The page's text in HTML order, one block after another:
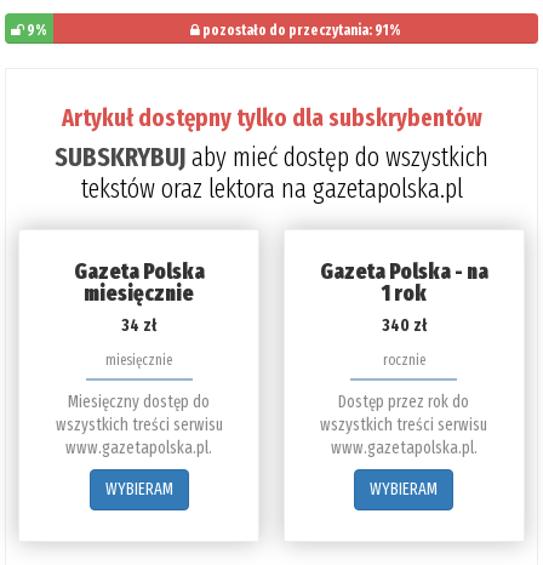
9% pozostało do przeczytania: 91%
Artykuł dostępny tylko dla subskrybentów
SUBSKRYBUJaby mieć dostęp do wszystkich
tekstów oraz lektora na gazetapolska.pl
Gazeta Polska
miesięcznie
34 zł
miesięcznie
Miesięczny dostęp do
wszystkich treści serwisu
www.gazetapolska.pl.
WYBIERAM
Gazeta Polska - na
1 rok
340 zł
rocznie
Dostęp przez rok do
wszystkich treści serwisu
www.gazetapolska.pl.
WYBIERAM